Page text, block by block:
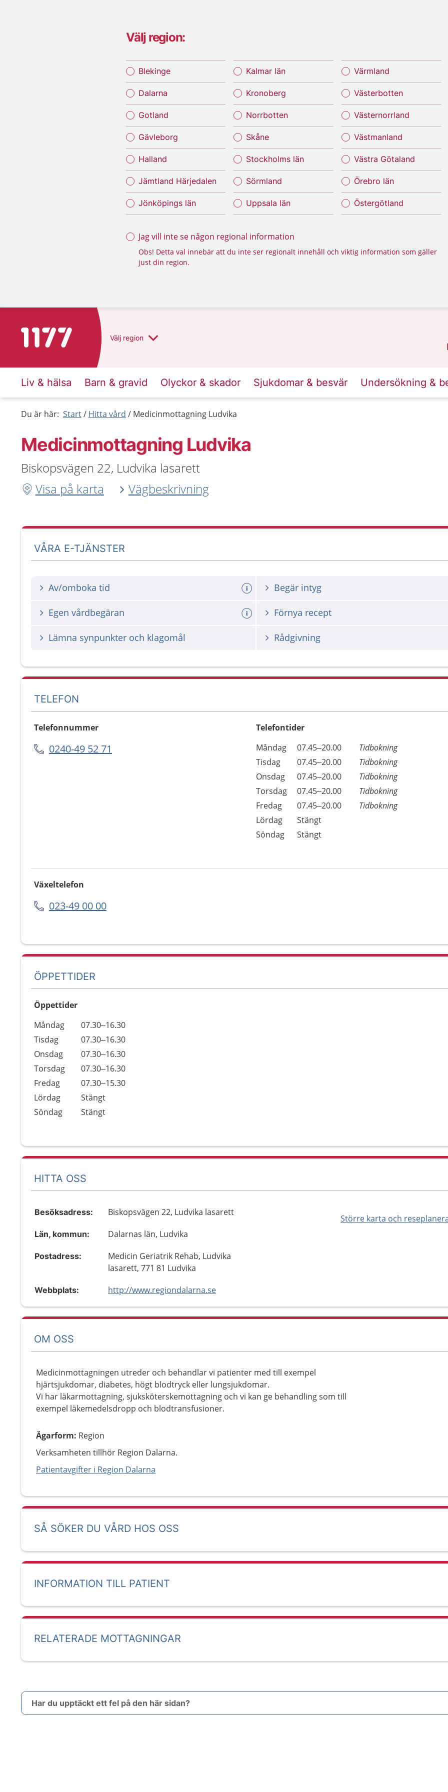
Välj region:
Blekinge
Dalarna
Gotland
Gävleborg
Halland
Jämtland Härjedalen
Jönköpings län
Kalmar län
Kronoberg
Norrbotten
Skåne
Stockholms län
Sörmland
Uppsala län
Värmland
Västerbotten
Västernorrland
Västmanland
Västra Götaland
Örebro län
Östergötland
Jag vill inte se någon regional information
Obs! Detta val innebär att du inte ser regionalt innehåll och viktig information som gäller
just din region.
Till startsidan för 1177 Välj region
Liv & hälsa Barn & gravid Olyckor & skador Sjukdomar & besvär Undersökning &
Du är här: Start Hitta vård Medicinmottagning Ludvika
Medicinmottagning Ludvika
Biskopsvägen 22, Ludvika lasarett
Visa på karta
Vägbeskrivning
VÅRA E-TJÄNSTER
Av/omboka tid Begär intyg
Egen vårdbegäran Förnya recept
Lämna synpunkter och klagomål Rådgivning
TELEFON
Telefonnummer
0240-49 52 71
Telefontider
Dag
Öppettider
Kommentarer
Måndag 07.45–20.00
Tidbokning
Tisdag
07.45–20.00
Tidbokning
Onsdag
07.45–20.00
Tidbokning
Torsdag
07.45–20.00
Tidbokning
Fredag
07.45–20.00
Tidbokning
Lördag
Stängt
Söndag
Stängt
Växeltelefon
023-49 00 00
ÖPPETTIDER
Öppettider
Dag
Öppettider
Kommentarer
Måndag
07.30–16.30
Tisdag
07.30–16.30
Onsdag
07.30–16.30
Torsdag
07.30–16.30
Fredag
07.30–15.30
Lördag
Stängt
Söndag
Stängt
HITTA OSS
Större karta och
Besöksadress: Biskopsvägen 22, Ludvika lasarett
Län, kommun: Dalarnas län, Ludvika
Postadress:
Medicin Geriatrik Rehab, Ludvika
lasarett, 771 81 Ludvika
Webbplats: http://www.regiondalarna.se
OM OSS
Medicinmottagningen utreder och behandlar vi patienter med till exempel
hjärtsjukdomar, diabetes, högt blodtryck eller lungsjukdomar.
Vi har läkarmottagning, sjuksköterskemottagning och vi kan ge behandling som till
exempel läkemedelsdropp och blodtransfusioner.
Ägarform: Region
Verksamheten tillhör Region Dalarna.
Patientavgifter i Region Dalarna
SÅ SÖKER DU VÅRD HOS OSS
INFORMATION TILL PATIENT
RELATERADE MOTTAGNINGAR
Har du upptäckt ett fel på den här sidan?